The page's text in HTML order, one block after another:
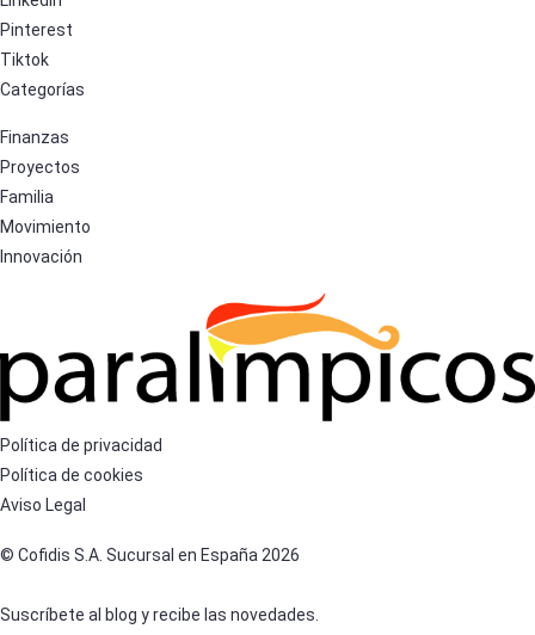
Pinterest
Tiktok
Categorías
Finanzas
Proyectos
Familia
Movimiento
Innovación
Política de privacidad
Política de cookies
Aviso Legal
© Cofidis S.A. Sucursal en España 2026
Suscríbete al blog y recibe las novedades.